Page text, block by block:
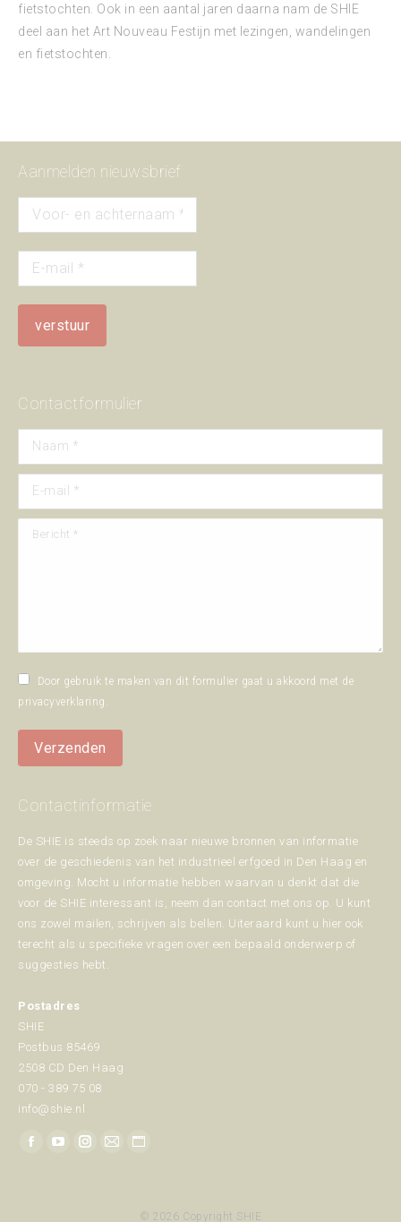
fietstochten. Ook in een aantal jaren daarna nam de SHIE
deel aan het Art Nouveau Festijn met lezingen, wandelingen
en fietstochten.
Aanmelden nieuwsbrief
Contactformulier
Naam *
E-mail *
Bericht *
Door gebruik te maken van dit formulier gaat u akkoord met de
privacyverklaring .
Verzenden
Contactinformatie
De SHIE is steeds op zoek naar nieuwe bronnen van informatie
over de geschiedenis van het industrieel erfgoed in Den Haag en
omgeving. Mocht u informatie hebben waarvan u denkt dat die
voor de SHIE interessant is, neem dan contact met ons op. U kunt
ons zowel mailen, schrijven als bellen. Uiteraard kunt u hier ook
terecht als u specifieke vragen over een bepaald onderwerp of
suggesties hebt.
Postadres
SHIE
Postbus 85469
2508 CD Den Haag
070 - 389 75 08
info@shie.nl
Vind ons op:
FacebookYouTubeInstagram
Mail Website
© 2026 Copyright SHIE